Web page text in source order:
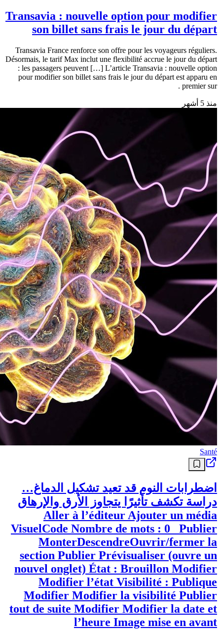
Transavia : nouvelle option pour modifier
son billet sans frais le jour du départ
Transavia France renforce son offre pour les voyageurs réguliers.
Désormais, le tarif Max inclut une flexibilité accrue le jour du départ
: les passagers peuvent […] L’article Transavia : nouvelle option
pour modifier son billet sans frais le jour du départ est apparu en
premier sur .
Santé